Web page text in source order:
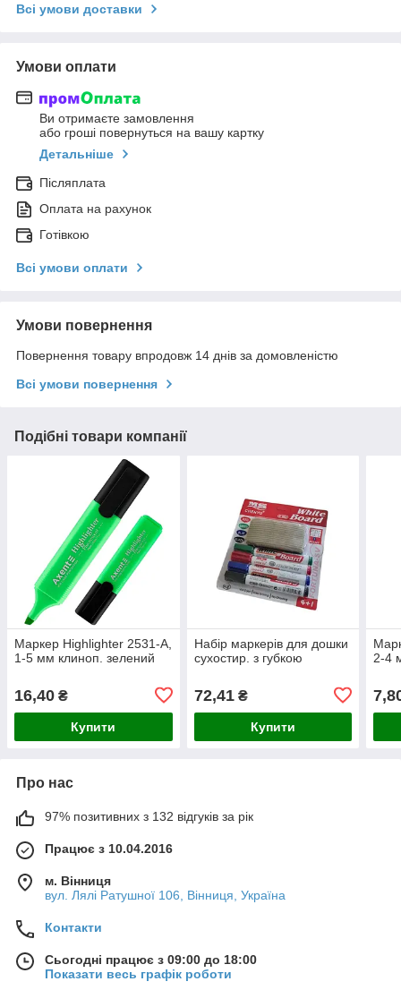
Всі умови доставки
Умови оплати
Ви отримаєте замовлення
або гроші повернуться на вашу картку
Детальніше
Післяплата
Оплата на рахунок
Готівкою
Всі умови оплати
Умови повернення
Повернення товару впродовж 14 днів за домовленістю
Всі умови повернення
Подібні товари компанії
Маркер Highlighter 2531-A,
1-5 мм клиноп. зелений
16,40 ₴
Купити
Набір маркерів для дошки
сухостир. з губкою
72,41₴
Купити
2-4
Про нас
97% позитивних з 132 відгуків за рік
Працює з 10.04.2016
м. Вінниця
вул. Лялі Ратушної 106, Вінниця, Україна
Контакти
Сьогодні працює з 09:00 до 18:00
Показати весь графік роботи